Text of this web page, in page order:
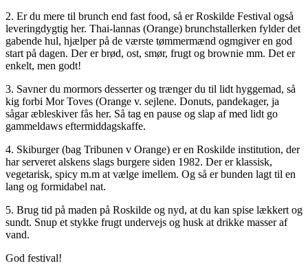
2. Er du mere til brunch end fast food, så er Roskilde Festival også
leveringdygtig her. Thai-lannas (Orange) brunchstallerken fylder det
gabende hul, hjælper på de værste tømmermænd ogmgiver en god
start på dagen. Der er brød, ost, smør, frugt og brownie mm. Det er
enkelt, men godt!
3. Savner du mormors desserter og trænger du til lidt hyggemad, så
kig forbi Mor Toves (Orange v. sejlene. Donuts, pandekager, ja
sågar æbleskiver fås her. Så tag en pause og slap af med lidt go
gammeldaws eftermiddagskaffe.
4. Skiburger (bag Tribunen v Orange) er en Roskilde institution, der
har serveret alskens slags burgere siden 1982. Der er klassisk,
vegetarisk, spicy m.m at vælge imellem. Og så er bunden lagt til en
lang og formidabel nat.
5. Brug tid på maden på Roskilde og nyd, at du kan spise lækkert og
sundt. Snup et stykke frugt undervejs og husk at drikke masser af
vand.
God festival!